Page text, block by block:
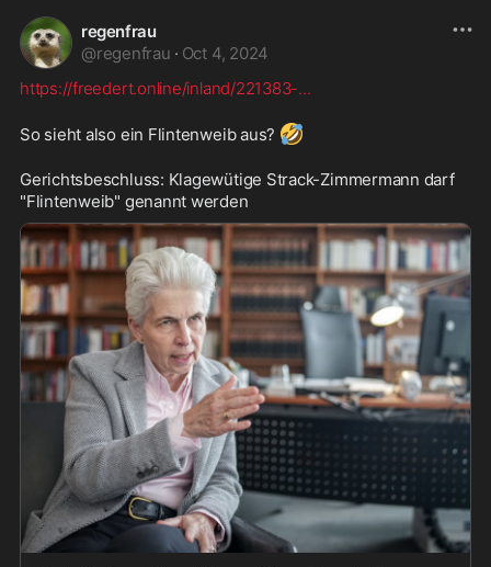
regenfrau
@regenfrau · Oct 4, 2024
https://freedert.online/inland/221383-...
So sieht also ein Flintenweib aus? 🤣
Gerichtsbeschluss: Klagewütige Strack-Zimmermann darf
"Flintenweib" genannt werden